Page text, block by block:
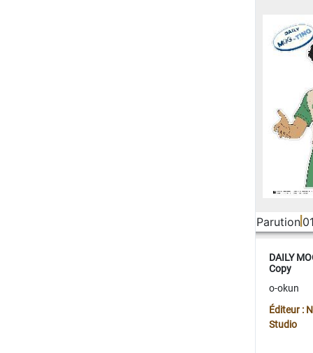
Parution
DAILY
Copy
o-okun
Éditeur :
Studio